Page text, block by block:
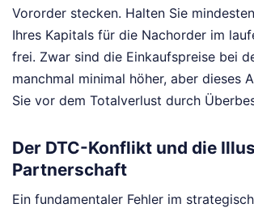
Vororder stecken. Halten Sie
Ihres Kapitals für die Nachorder im
frei. Zwar sind die Einkaufspreise bei
manchmal minimal höher, aber dieses
Sie vor dem Totalverlust durch
Der DTC-Konflikt und die
Partnerschaft
Ein fundamentaler Fehler im